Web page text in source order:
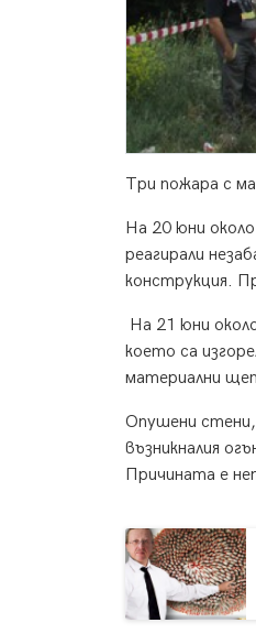
Три пожара с
На 20 юни
реагирали
конструкция.
На 21 юни
което са
материални
Опушени стени,
възникналия
Причината е